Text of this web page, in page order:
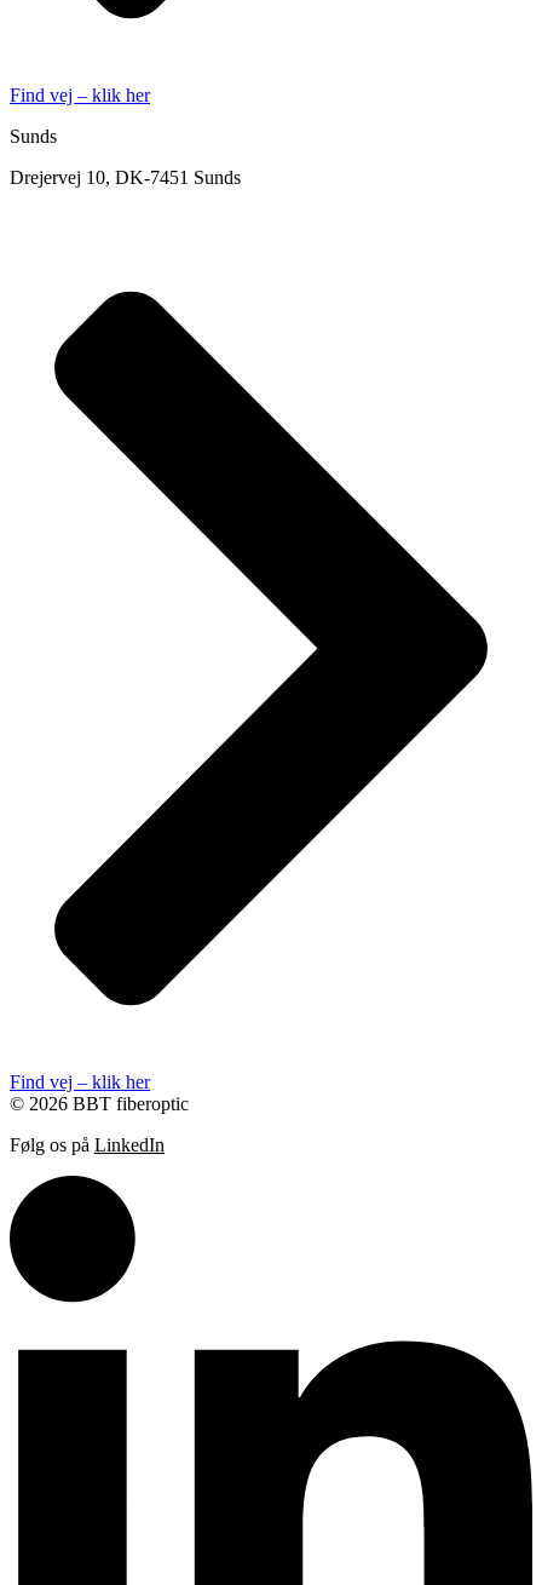
Find vej – klik her
Sunds
Drejervej 10, DK-7451 Sunds
Find vej – klik her
© 2026 BBT fiberoptic
Følg os på LinkedIn